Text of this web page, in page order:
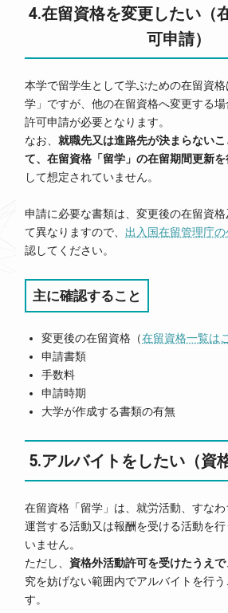
4.在留資格を変更したい（
可申請）
本学で留学生として学ぶための在留資
学」ですが、他の在留資格へ変更する
許可申請が必要となります。
なお、就職先又は進路先が決まらない
て、在留資格「留学」の在留期間更新
して想定されていません。
申請に必要な書類は、変更後の在留資
て異なりますので、 出入国在留管理庁の
認してください。
主に確認すること
変更後の在留資格（在留資格一覧は
申請書類
手数料
申請時期
大学が作成する書類の有無
5.アルバイトをしたい（資
在留資格「留学」は、就労活動、すな
運営する活動又は報酬を受ける活動を
いません。
ただし、 資格外活動許可を受けたうえで
究を妨げない範囲内でアルバイトを行
す。